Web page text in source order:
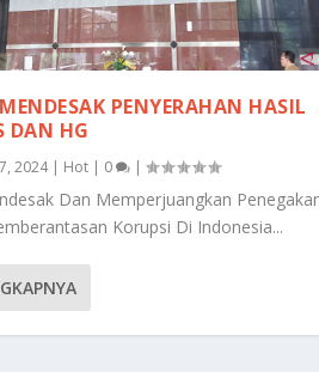
PENYERAHAN HASIL
DAN HG
2024| Hot | 0 |
Dan Memperjuangkan
Korupsi Di Indonesia...